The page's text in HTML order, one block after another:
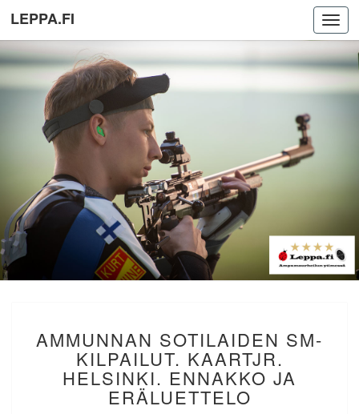
LEPPA.FI
SOTILAIDEN
SM-
KILPAILUT.
KAARTJR.
HELSINKI.
AMMUNNAN SOTILAIDEN SM-
KILPAILUT. KAARTJR.
HELSINKI. ENNAKKO JA
ERÄLUETTELO